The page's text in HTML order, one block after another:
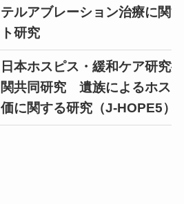
テルアブレーション治療に関
ト研究
日本ホスピス・緩和ケア研究
関共同研究 遺族によるホス
価に関する研究（J-HOPE5）